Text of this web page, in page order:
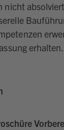
nicht
erhalten.